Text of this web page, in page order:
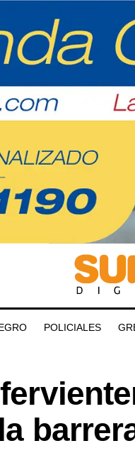
POLICIALES